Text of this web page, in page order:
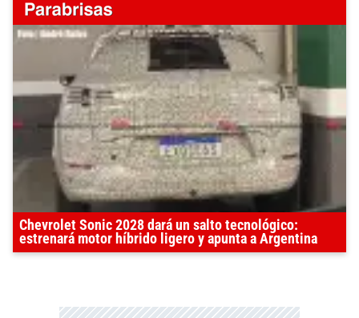
Chevrolet Sonic 2028 dará un salto tecnológico:
estrenará motor híbrido ligero y apunta a Argentina